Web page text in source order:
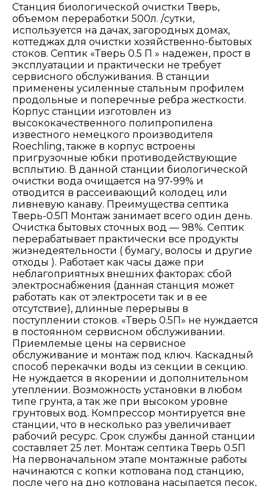
Станция биологической очистки Тверь,
объемом переработки 500л. /сутки,
используется на дачах, загородных домах,
коттеджах для очистки хозяйственно-бытовых
стоков. Септик «Тверь 0.5 П » надежен, прост в
эксплуатации и практически не требует
сервисного обслуживания. В станции
применены усиленные стальным профилем
продольные и поперечные ребра жесткости.
Корпус станции изготовлен из
высококачественного полипропилена
известного немецкого производителя
Roechling, также в корпус встроены
пригрузочные юбки противодействующие
всплытию. В данной станции биологической
очистки вода очищается на 97-99% и
отводится в рассеивающий колодец или
ливневую канаву. Преимущества септика
Тверь-0.5П Монтаж занимает всего один день.
Очистка бытовых сточных вод — 98%. Септик
перерабатывает практически все продукты
жизнедеятельности ( бумагу, волосы и другие
отходы ). Работает как часы даже при
неблагоприятных внешних факторах: сбой
электроснабжения (данная станция может
работать как от электросети так и в ее
отсутствие), длинные перерывы в
поступлении стоков. «Тверь 0.5П» не нуждается
в постоянном сервисном обслуживании.
Приемлемые цены на сервисное
обслуживание и монтаж под ключ. Каскадный
способ перекачки воды из секции в секцию.
Не нуждается в якорении и дополнительном
утеплении. Возможность установки в любом
типе грунта, а так же при высоком уровне
грунтовых вод. Компрессор монтируется вне
станции, что в несколько раз увеличивает
рабочий ресурс. Срок службы данной станции
составляет 25 лет. Монтаж септика Тверь 0.5П
На первоначальном этапе монтажные работы
начинаются с копки котлована под станцию,
после чего на дно котлована насыпается песок,